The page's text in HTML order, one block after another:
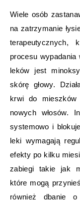
Wiele osób
na zatrzymanie
terapeutycznych,
procesu wypadania
leków jest
skórę głowy.
krwi do mieszków
nowych włosów.
systemowo i
leki wymagają
efekty po kilku
zabiegi takie jak
które mogą
również dbanie